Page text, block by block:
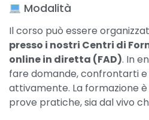
Modalità
Il corso può essere
presso i nostri Centri di
online in diretta (FAD). In
fare domande, confrontarti
attivamente. La formazione
prove pratiche, sia dal vivo